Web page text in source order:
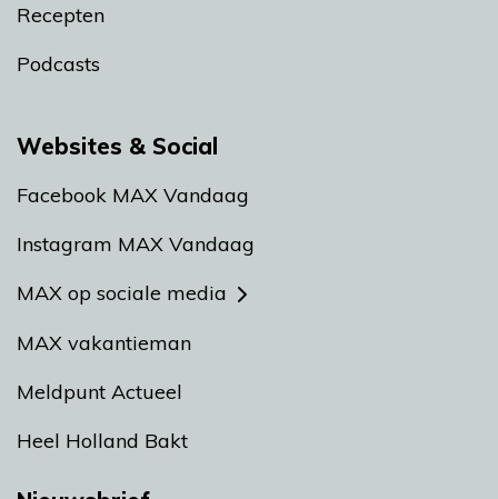
Recepten
Podcasts
Websites & Social
Facebook MAX Vandaag
Instagram MAX Vandaag
MAX op sociale media
MAX vakantieman
Meldpunt Actueel
Heel Holland Bakt